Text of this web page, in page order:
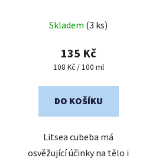
Skladem (3 ks)
135 Kč
Měrná
108 Kč / 100 ml
DO KOŠÍKU
Litsea cubeba má
osvěžující účinky na tělo i